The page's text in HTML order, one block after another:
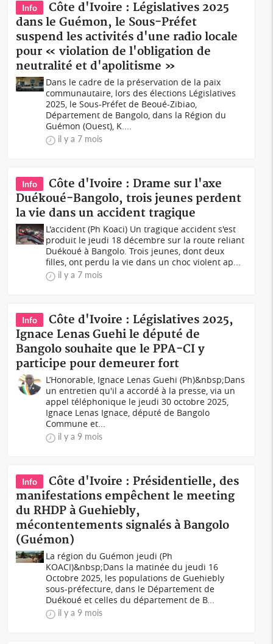
Info
Côte d'Ivoire : Législatives 2025
dans le Guémon, le Sous-Préfet
suspend les activités d'une radio locale
pour « violation de l'obligation de
neutralité et d'apolitisme »
Dans le cadre de la préservation de la paix
communautaire, lors des élections Législatives
2025, le Sous-Préfet de Beoué-Zibiao,
Département de Bangolo, dans la Région du
Guémon (Ouest), K....
il y a 7 mois
Info
Côte d'Ivoire : Drame sur l'axe
Duékoué-Bangolo, trois jeunes perdent
la vie dans un accident tragique
L'accident (Ph Koaci) Un tragique accident s'est
produit le jeudi 18 décembre sur la route reliant
Duékoué à Bangolo. Trois jeunes, dont deux
filles, ont perdu la vie dans un choc violent ap...
il y a 7 mois
Info
Côte d'Ivoire : Législatives 2025,
Ignace Lenas Guehi le député de
Bangolo souhaite que le PPA-CI y
participe pour demeurer fort
L’Honorable, Ignace Lenas Guehi (Ph)&nbsp;Dans
un entretien qu'il a accordé à la presse, via un
appel téléphonique le jeudi 30 octobre 2025,
Ignace Lenas Ignace, député de Bangolo
Commune et...
il y a 9 mois
Info
Côte d'Ivoire : Présidentielle, des
manifestations empêchent le meeting
du RHDP à Guehiebly,
mécontentements signalés à Bangolo
(Guémon)
La région du Guémon jeudi (Ph
KOACI)&nbsp;Dans la matinée du jeudi 16
Octobre 2025, les populations de Guehiebly
sous-préfecture, dans le Département de
Duékoué et celles du département de B...
il y a 9 mois